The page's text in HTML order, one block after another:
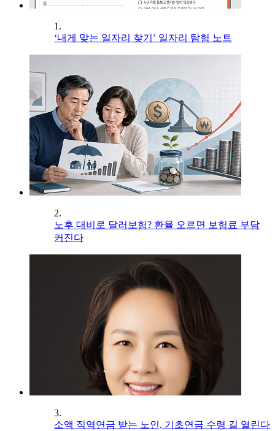
1.
‘내게 맞는 일자리 찾기’ 일자리 탐험 노트
2.
노후 대비로 달러보험? 환율 오르면 보험료 부담
커진다
3.
소액 직역연금 받는 노인, 기초연금 수령 길 열린다